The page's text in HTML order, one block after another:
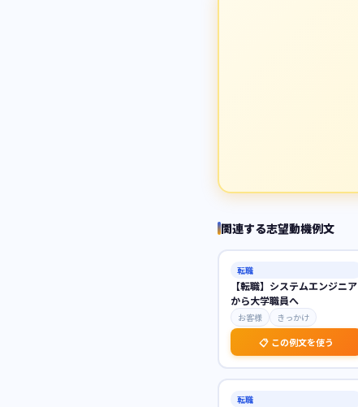
関連する志望動機例文
転職
【転職】システムエンジニア
から大学職員へ
お客様 きっかけ
📋 この例文を使う
転職